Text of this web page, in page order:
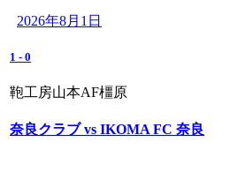
2026年8月1日
1 - 0
鞄工房山本AF橿原
奈良クラブ vs IKOMA FC 奈良